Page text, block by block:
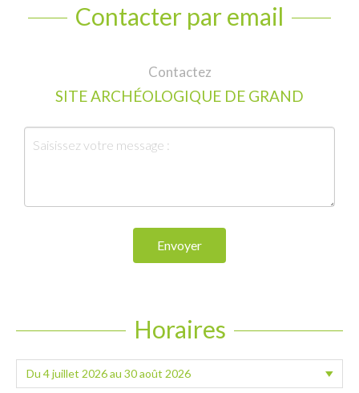
Contacter par email
Contactez
SITE ARCHÉOLOGIQUE DE GRAND
Envoyer
Horaires